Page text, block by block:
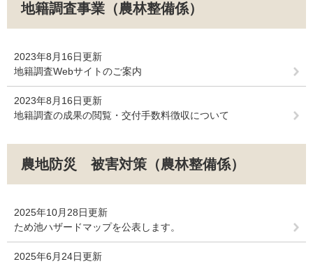
地籍調査事業（農林整備係）
2023年8月16日更新
地籍調査Webサイトのご案内
2023年8月16日更新
地籍調査の成果の閲覧・交付手数料徴収について
農地防災 被害対策（農林整備係）
2025年10月28日更新
ため池ハザードマップを公表します。
2025年6月24日更新